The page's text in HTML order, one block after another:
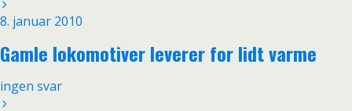
8. januar 2010
Gamle lokomotiver leverer for lidt varme
ingen svar